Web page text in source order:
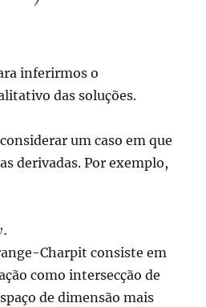
inferirmos o
das soluções.
um caso em que
derivadas. Por exemplo,
.
Charpit consiste em
como intersecção de
de dimensão mais